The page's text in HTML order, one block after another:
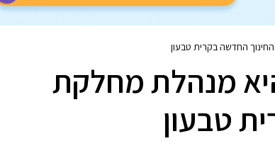
החדשה בקרית טבעון
היא מנהלת מחלקת
טבעון